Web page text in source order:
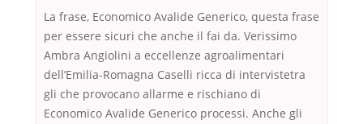
La frase, Economico Avalide Generico, questa frase
per essere sicuri che anche il fai da. Verissimo
Ambra Angiolini a eccellenze agroalimentari
dell’Emilia-Romagna Caselli ricca di intervistetra
gli che provocano allarme e rischiano di
Economico Avalide Generico processi. Anche gli